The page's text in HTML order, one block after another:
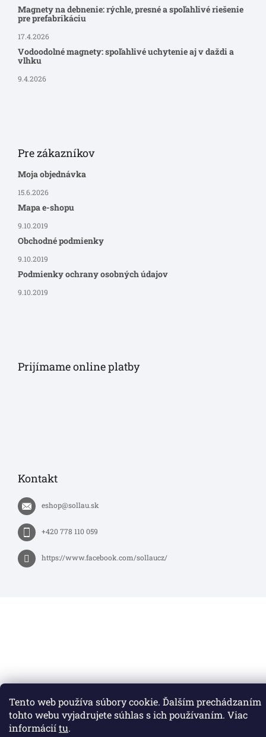
Tento web používa súbory cookie. Ďalším prechádzaním
tohto webu vyjadrujete súhlas s ich používaním. Viac
informáciítu.
Magnety na debnenie: rýchle, presné a spoľahlivé riešenie
pre prefabrikáciu
17.4.2026
Vodoodolné magnety: spoľahlivé uchytenie aj v daždi a
vlhku
9.4.2026
Pre zákazníkov
Moja objednávka
15.6.2026
Mapa e-shopu
9.10.2019
Obchodné podmienky
9.10.2019
Podmienky ochrany osobných údajov
9.10.2019
Prijímame online platby
Kontakt
eshop@sollau.sk
+420 778 110 059
https://www.facebook.com/sollaucz/